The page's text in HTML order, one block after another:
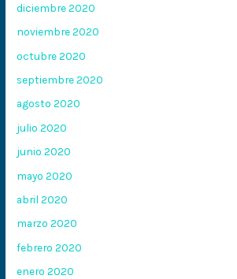
diciembre 2020
noviembre 2020
octubre 2020
septiembre 2020
agosto 2020
julio 2020
junio 2020
mayo 2020
abril 2020
marzo 2020
febrero 2020
enero 2020